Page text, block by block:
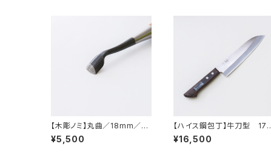
【木彫ノミ】丸曲／18mm／21
ｍｍ
¥5,500
【ハイス鋼包丁】牛刀型 170
mm
¥16,500